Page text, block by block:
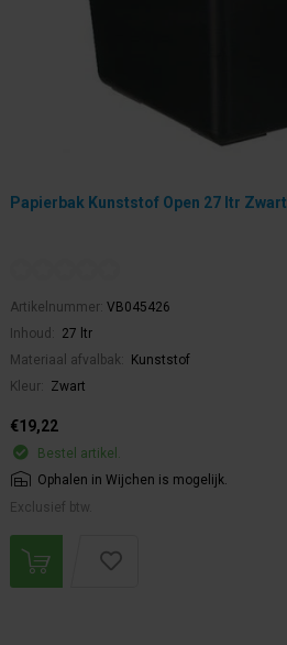
Papierbak Kunststof Open 27 ltr Zwart
Artikelnummer: VB045426
Inhoud:
27 ltr
Materiaal afvalbak:
Kunststof
Kleur:
Zwart
€19,22
Bestel artikel.
Ophalen in Wijchen is mogelijk.
Exclusief btw.